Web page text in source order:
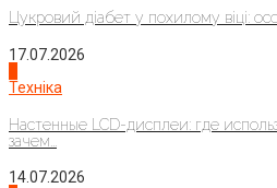
Цукровий діабет у похилому віці:
17.07.2026
Техніка
Настенные LCD-дисплеи: где
зачем...
14.07.2026